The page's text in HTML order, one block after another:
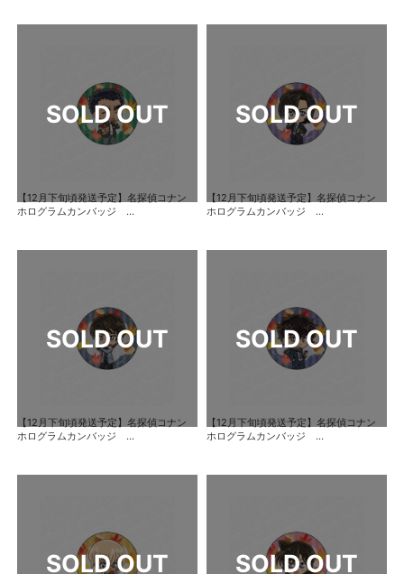
【12月下旬頃発送予定】名探偵コナン
ホログラムカンバッジ ...
【12月下旬頃発送予定】名探偵コナン
ホログラムカンバッジ ...
【12月下旬頃発送予定】名探偵コナン
ホログラムカンバッジ ...
【12月下旬頃発送予定】名探偵コナン
ホログラムカンバッジ ...